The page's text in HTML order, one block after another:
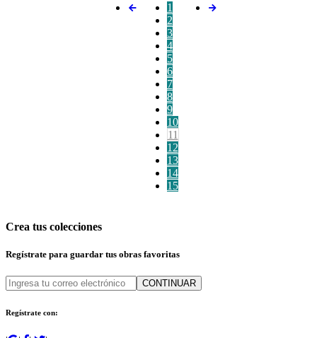
1
2
3
4
5
6
7
8
9
10
11
12
13
14
15
Crea tus colecciones
Regístrate para guardar tus obras favoritas
CONTINUAR
Regístrate con: